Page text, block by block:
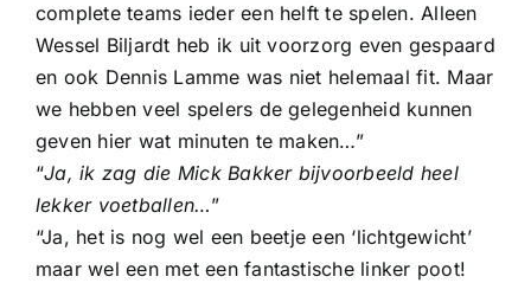
complete teams ieder een helft te spelen. Alleen
Wessel Biljardt heb ik uit voorzorg even gespaard
en ook Dennis Lamme was niet helemaal fit. Maar
we hebben veel spelers de gelegenheid kunnen
geven hier wat minuten te maken…”
“Ja, ik zag die Mick Bakker bijvoorbeeld heel
lekker voetballen…”
“Ja, het is nog wel een beetje een ‘lichtgewicht’
maar wel een met een fantastische linker poot!